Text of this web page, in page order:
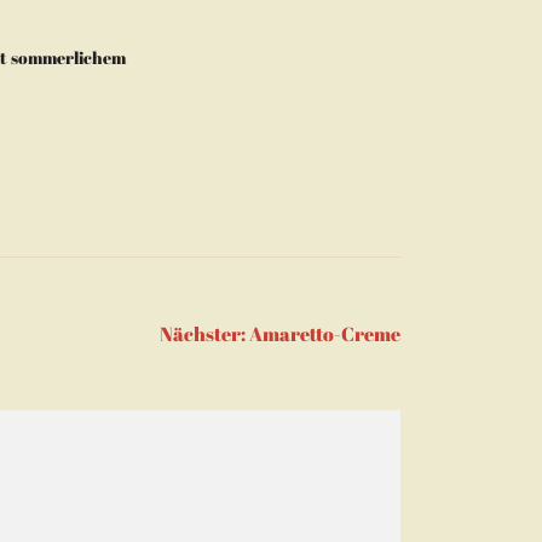
sommerlichem
Nächster:Amaretto-Creme